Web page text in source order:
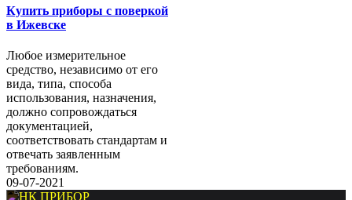
Купить приборы с поверкой
в Ижевске
Любое измерительное
средство, независимо от его
вида, типа, способа
использования, назначения,
должно сопровождаться
документацией,
соответствовать стандартам и
отвечать заявленным
требованиям.
09-07-2021